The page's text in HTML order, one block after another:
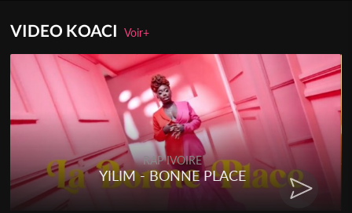
VIDEO KOACIVoir+
RAP IVOIRE
YILIM - BONNE PLACE